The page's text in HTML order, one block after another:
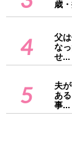
歳
4
父
な
せ...
5
夫
あ
事...